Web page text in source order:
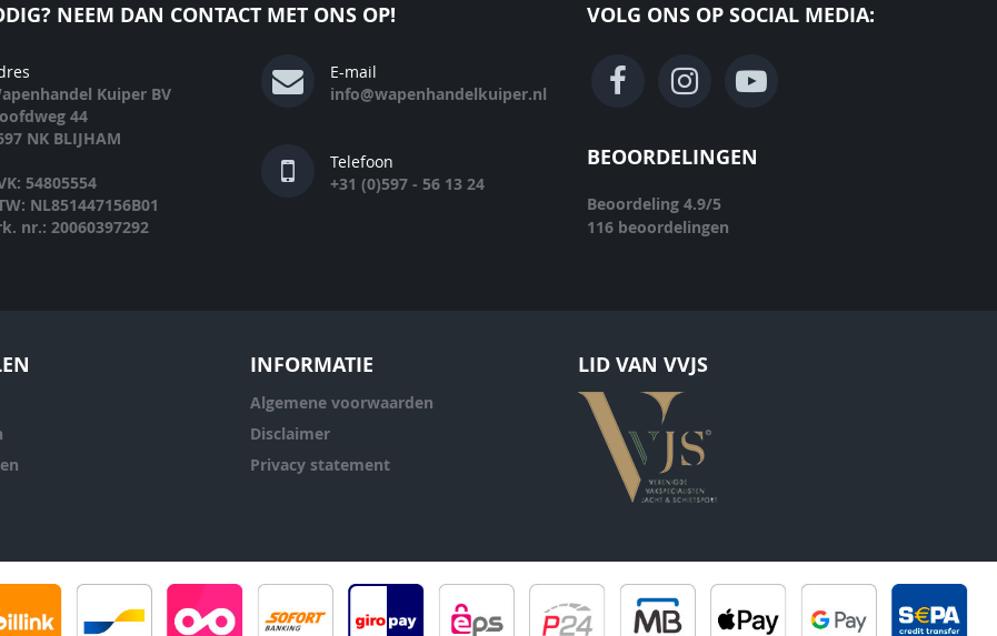
NEEM DAN CONTACT MET ONS OP!
Kuiper BV
44
NK BLIJHAM
54805554
NL851447156B01
nr.: 20060397292
E-mail
info@wapenhandelkuiper.nl
Telefoon
+31 (0)597 - 56 13 24
VOLG ONS OP SOCIAL MEDIA:
BEOORDELINGEN
Beoordeling 4.9/5
116 beoordelingen
INFORMATIE
Algemene voorwaarden
Disclaimer
Privacy statement
LID VAN VVJS